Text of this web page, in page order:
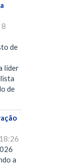
8
de
líder
de
a